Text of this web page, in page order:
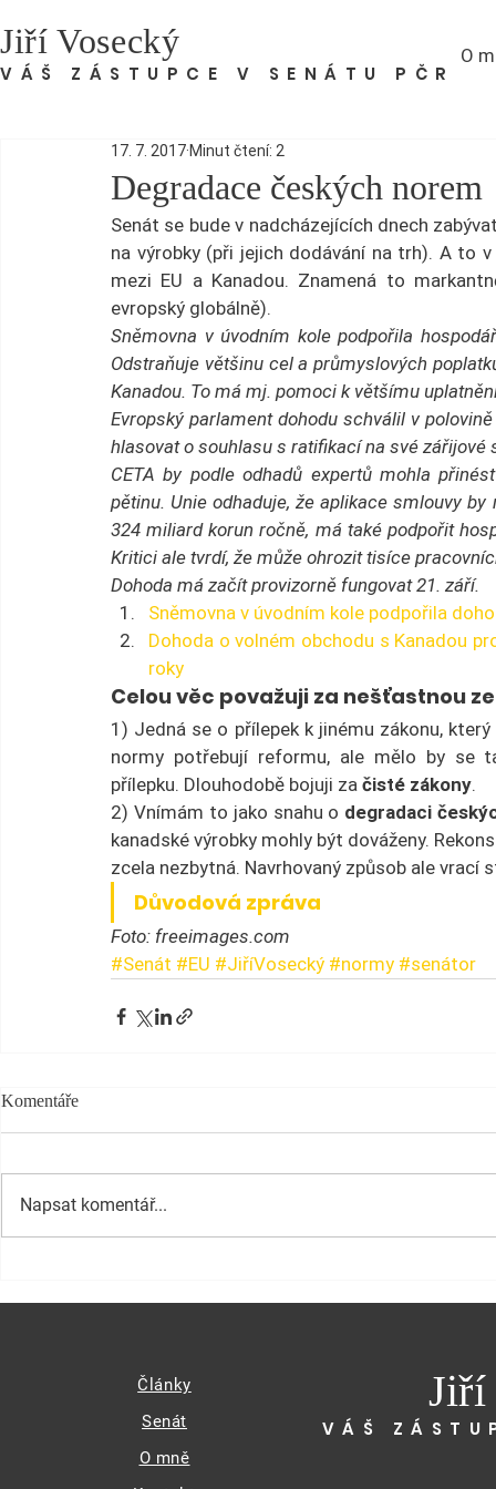
Jiří Vosecký
VÁŠ ZÁSTUPCE V SENÁTU PČR
O
Degradace českých norem
17. 7. 2017 Minut čtení: 2
Senát se bude v nadcházejících dnech
na výrobky (při jejich dodávání na trh). A to
mezi EU a Kanadou. Znamená to
evropský globálně).
Sněmovna v úvodním kole podpořila
Odstraňuje většinu cel a průmyslových
Kanadou. To má mj. pomoci k většímu
Evropský parlament dohodu schválil v
hlasovat o souhlasu s ratifikací na své zářijové
CETA by podle odhadů expertů mohla
pětinu. Unie odhaduje, že aplikace smlouvy
324 miliard korun ročně, má také podpořit
Kritici ale tvrdí, že může ohrozit tisíce
Dohoda má začít provizorně fungovat 21. září.
Sněmovna v úvodním kole podpořila
Dohoda o volném obchodu s Kanadou
roky
Celou věc považuji za nešťastnou
1) Jedná se o přílepek k jinému zákonu,
normy potřebují reformu, ale mělo by se
přílepku. Dlouhodobě bojuji za čisté zákony.
2) Vnímám to jako snahu o degradaci
kanadské výrobky mohly být dováženy.
zcela nezbytná. Navrhovaný způsob ale vrací
Důvodová zpráva
Foto: freeimages.com
#Senát #EU #JiříVosecký #normy #senátor
Komentáře
Napsat komentář...
Články
Senát
O mně
Jiří
VÁŠ